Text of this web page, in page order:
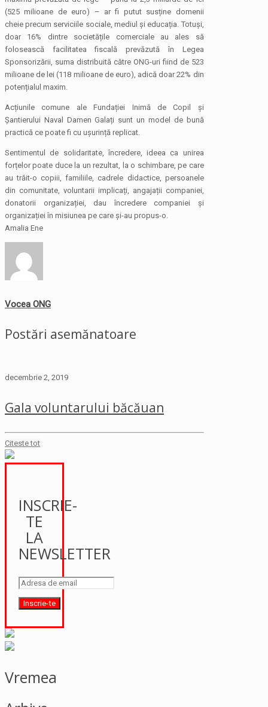
(525 milioane de euro) – ar fi putut susține domenii
cheie precum serviciile sociale, mediul și educația. Totuși,
doar 16% dintre societățile comerciale au ales să
folosească facilitatea fiscală prevăzută în Legea
Sponsorizării, suma distribuită către ONG-uri fiind de 523
milioane de lei (118 milioane de euro), adică doar 22% din
potențialul maxim.
Acțiunile comune ale Fundației Inimă de Copil și
Șantierului Naval Damen Galați sunt un model de bună
practică ce poate fi cu ușurință replicat.
Sentimentul de solidaritate, încredere, ideea ca unirea
forțelor poate duce la un rezultat, la o schimbare, pe care
au trăit-o copiii, familiile, cadrele didactice, persoanele
din comunitate, voluntarii implicați, angajații companiei,
donatorii organizației, dau încredere companiei și
organizației în misiunea pe care și-au propus-o.
Amalia Ene
Vocea ONG
Postări asemănatoare
decembrie 2, 2019
Gala voluntarului băcăuan
Citeste tot
INSCRIE-
TE
LA
NEWSLETTER
Vremea